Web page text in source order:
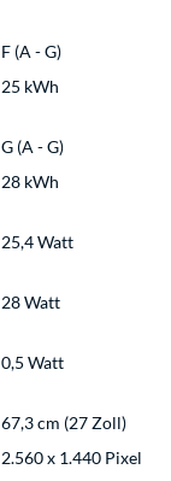
F (A - G)
25 kWh
G (A - G)
28 kWh
25,4 Watt
28 Watt
0,5 Watt
67,3 cm (27 Zoll)
2.560 x 1.440 Pixel